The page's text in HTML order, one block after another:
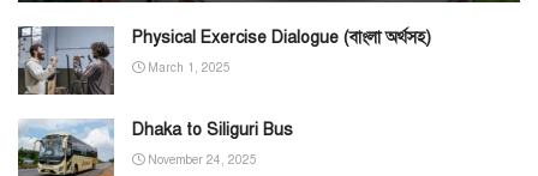
Physical Exercise Dialogue (বাংলা অর্থসহ)
March 1, 2025
Dhaka to Siliguri Bus
November 24, 2025